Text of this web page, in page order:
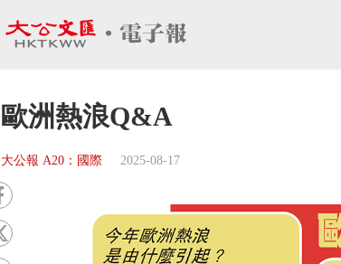
歐洲熱浪Q&A
大公報 A20：國際 2025-08-17